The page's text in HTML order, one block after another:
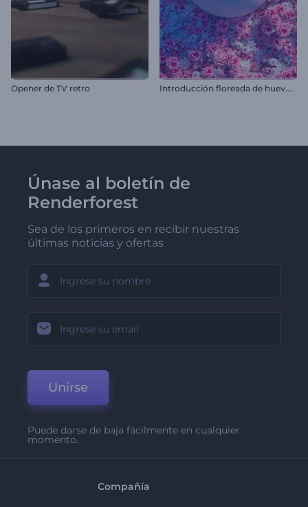
Opener de TV retro I
ntroducción floreada de huevos de pascua
Únase al boletín de
Renderforest
Sea de los primeros en recibir nuestras
últimas noticias y ofertas
Unirse
Puede darse de baja fácilmente en cualquier
momento.
Compañía